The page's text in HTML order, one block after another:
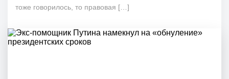
тоже говорилось, то правовая […]